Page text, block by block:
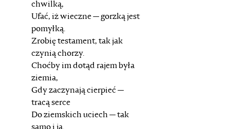
chwilką,
Ufać, iż wieczne — gorzką jest
pomyłką.
Zrobię testament, tak jak
czynią chorzy.
Choćby im dotąd rajem była
ziemia,
Gdy zaczynają cierpieć —
tracą serce
Do ziemskich uciech — tak